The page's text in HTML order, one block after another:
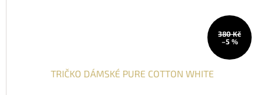
380 Kč
–5 %
TRIČKO DÁMSKÉ PURE COTTON WHITE